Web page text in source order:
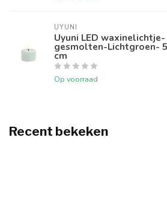
UYUNI
Uyuni LED waxinelichtje-
gesmolten-Lichtgroen-
cm
Op voorraad
Recent bekeken